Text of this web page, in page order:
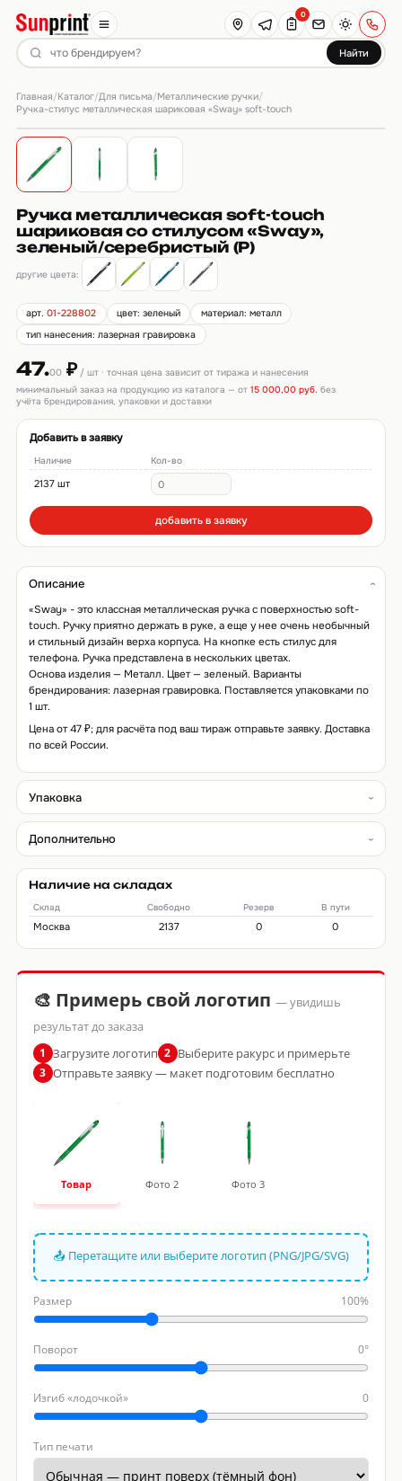
Найти
0
Главная/Каталог/Для письма/Металлические ручки/
Ручка-стилус металлическая шариковая «Sway» soft-touch
Ручка металлическая soft-touch
шариковая со стилусом «Sway»,
зеленый/серебристый (Р)
другие цвета:
арт.01-228802 цвет: зеленый
материал: металл
тип нанесения: лазерная гравировка
47.00₽/ шт · точная цена зависит от тиража и нанесения
минимальный заказ на продукцию из каталога — от 15 000,00 руб. без
учёта брендирования, упаковки и доставки
Добавить в заявку
Наличие Кол-во
2137 шт
добавить в заявку
Описание
«Sway» - это классная металлическая ручка с поверхностью soft-
touch. Ручку приятно держать в руке, а еще у нее очень необычный
и стильный дизайн верха корпуса. На кнопке есть стилус для
телефона. Ручка представлена в нескольких цветах.
Основа изделия — Металл. Цвет — зеленый. Варианты
брендирования: лазерная гравировка. Поставляется упаковками по
1 шт.
Цена от 47 ₽; для расчёта под ваш тираж отправьте заявку. Доставка
по всей России.
Упаковка
Дополнительно
Наличие на складах
Склад Свободно Резерв В пути
Москва 2137 0 0
🎨 Примерь свой логотип — увидишь
результат до заказа
1 Загрузите логотип 2 Выберите ракурс и примерьте
3 Отправьте заявку — макет подготовим бесплатно
Товар Фото 2 Фото 3
📤 Перетащите или выберите логотип (PNG/JPG/SVG)
Размер 100%
Поворот 0°
Изгиб «лодочкой» 0
Тип печати